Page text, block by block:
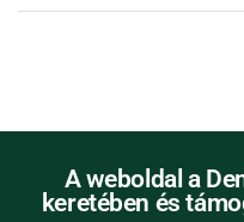
A weboldal a
keretében és